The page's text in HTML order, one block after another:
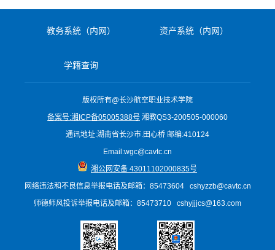
教务系统（内网） 资产系统（内网）
学籍查询
版权所有@长沙航空职业技术学院
备案号:湘ICP备05005388号 湘教QS3-200505-000060
通讯地址:湖南省长沙市.田心桥 邮编:410124
Email:wgc@cavtc.cn
湘公网安备 43011102000835号
网络违法和不良信息举报电话及邮箱 ：85473604 cshyzzb@cavtc.cn
师德师风投诉举报电话及邮箱：85473710 cshyjjjcs@163.com